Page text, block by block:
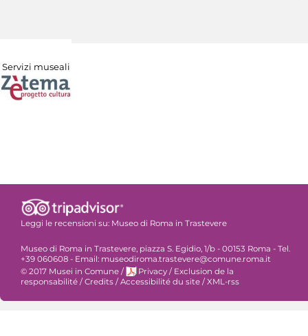
Servizi museali
Leggi le recensioni su: Museo di Roma in Trastevere
Museo di Roma in Trastevere, piazza S. Egidio, 1/b - 00153 Roma - Tel.
+39 060608 - Email: museodiroma.trastevere@comune.roma.it
© 2017 Musei in Comune / Privacy / Exclusion de la
responsabilité / Credits / Accessibilité du site / XML-rss